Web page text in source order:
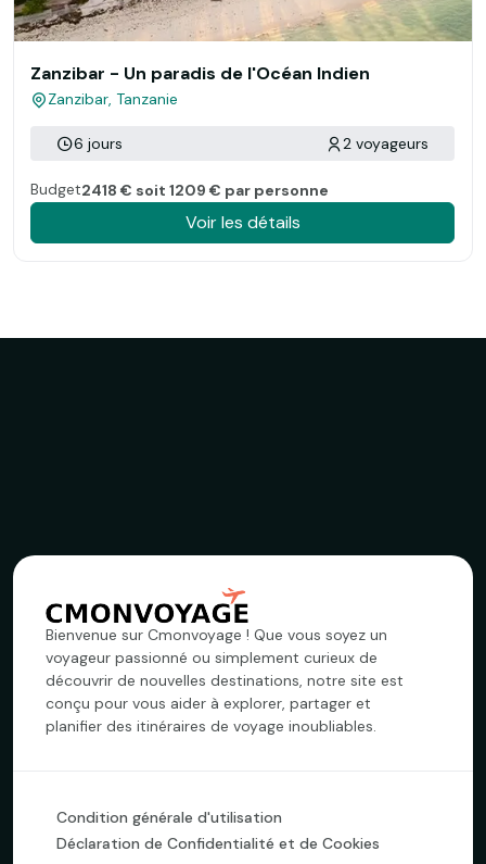
Zanzibar - Un paradis de l'Océan Indien
Zanzibar, Tanzanie
6 jours 2 voyageurs
Budget2418 € soit 1209 € par personne
Voir les détails
Bienvenue sur Cmonvoyage ! Que vous soyez un
voyageur passionné ou simplement curieux de
découvrir de nouvelles destinations, notre site est
conçu pour vous aider à explorer, partager et
planifier des itinéraires de voyage inoubliables.
Condition générale d'utilisation
Déclaration de Confidentialité et de Cookies